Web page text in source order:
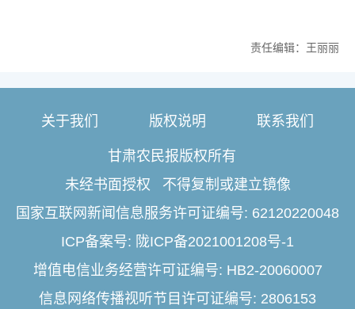
责任编辑：王丽丽
关于我们 版权说明 联系我们
甘肃农民报版权所有
未经书面授权 不得复制或建立镜像
国家互联网新闻信息服务许可证编号: 62120220048
ICP备案号: 陇ICP备2021001208号-1
增值电信业务经营许可证编号: HB2-20060007
信息网络传播视听节目许可证编号: 2806153